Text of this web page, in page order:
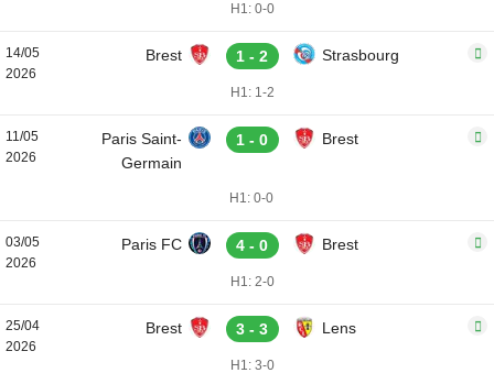
H1: 0-0
14/05
2026
Brest 1 - 2 Strasbourg
H1: 1-2
11/05
2026
Paris Saint-
Germain
1 - 0 Brest
H1: 0-0
03/05
2026
Paris FC 4 - 0 Brest
H1: 2-0
25/04
2026
Brest 3 - 3 Lens
H1: 3-0